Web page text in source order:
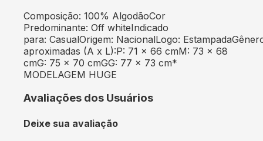
Composição: 100% AlgodãoCor
Predominante: Off whiteIndicado
para: CasualOrigem: NacionalLogo:
aproximadas (A x L):P: 71 x 66 cmM: 73 x 68
cmG: 75 x 70 cmGG: 77 x 73 cm*
MODELAGEM HUGE
Avaliações dos Usuários
Deixe sua avaliação